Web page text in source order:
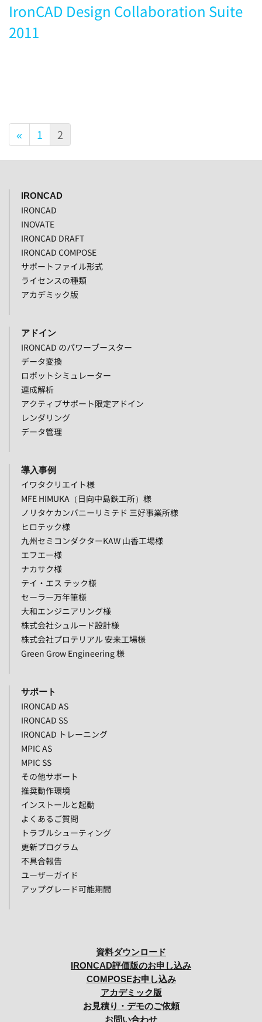
IronCAD Design Collaboration Suite
2011
« 1 2
IRONCAD
IRONCAD
INOVATE
IRONCAD DRAFT
IRONCAD COMPOSE
サポートファイル形式
ライセンスの種類
アカデミック版
アドイン
IRONCAD のパワーブースター
データ変換
ロボットシミュレーター
連成解析
アクティブサポート限定アドイン
レンダリング
データ管理
導入事例
イワタクリエイト様
MFE HIMUKA（日向中島鉄工所）様
ノリタケカンパニーリミテド 三好事業所様
ヒロテック様
九州セミコンダクターKAW 山香工場様
エフエー様
ナカサク様
テイ・エス テック様
セーラー万年筆様
大和エンジニアリング様
株式会社シュルード設計様
株式会社プロテリアル 安来工場様
Green Grow Engineering 様
サポート
IRONCAD AS
IRONCAD SS
IRONCAD トレーニング
MPIC AS
MPIC SS
その他サポート
推奨動作環境
インストールと起動
よくあるご質問
トラブルシューティング
更新プログラム
不具合報告
ユーザーガイド
アップグレード可能期間
資料ダウンロード
IRONCAD評価版のお申し込み
COMPOSEお申し込み
アカデミック版
お見積り・デモのご依頼
お問い合わせ